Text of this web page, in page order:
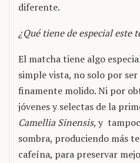
diferente.
¿Qué tiene de especial este
El matcha tiene algo
simple vista, no solo por
finamente molido. Ni por
jóvenes y selectas de la
Camellia Sinensis, y
sombra, produciendo más
cafeína, para preservar